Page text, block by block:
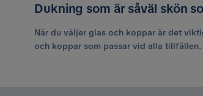
Dukning som är såväl skön
När du väljer glas och koppar är det
och koppar som passar vid alla tillfällen.